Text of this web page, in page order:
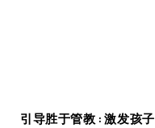
引导胜于管教 : 激发孩子